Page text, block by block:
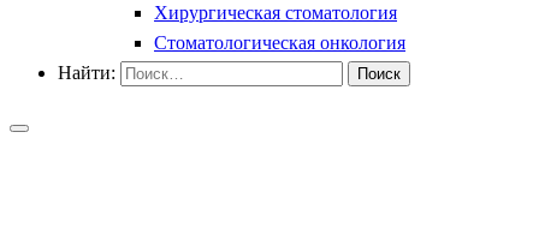
Хирургическая стоматология
Стоматологическая онкология
Найти: